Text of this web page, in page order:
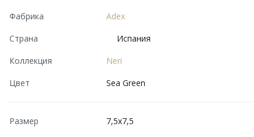
Фабрика
Adex
Страна
Испания
Коллекция
Neri
Цвет
Sea Green
Размер
7,5x7,5